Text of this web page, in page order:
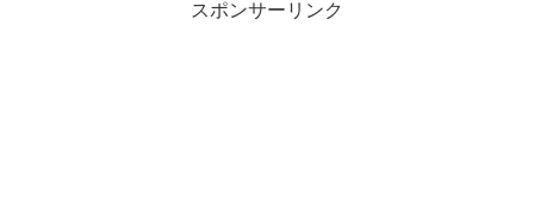
スポンサーリンク